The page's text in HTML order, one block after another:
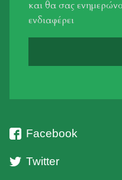
και θα σας
ενδιαφέρει
Facebook
Twitter